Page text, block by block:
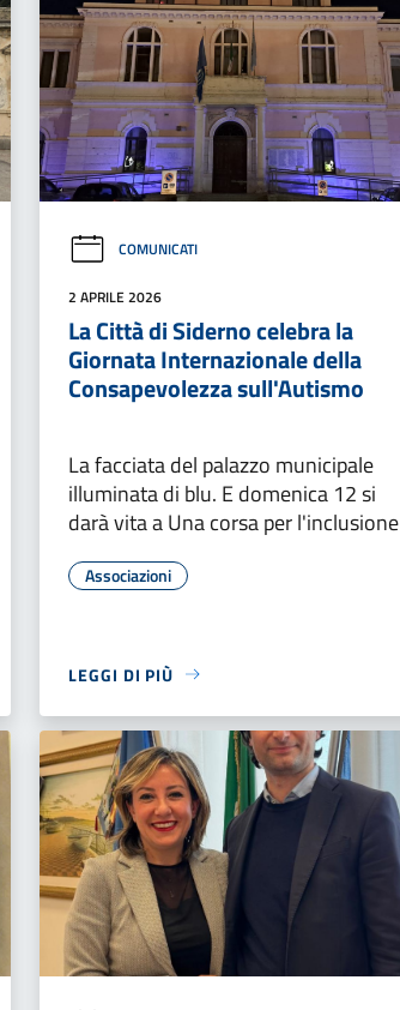
COMUNICATI
2 APRILE 2026
La Città di Siderno celebra la
Giornata Internazionale della
Consapevolezza sull'Autismo
La facciata del palazzo municipale
illuminata di blu. E domenica 12 si
darà vita a Una corsa per l'inclusione
Associazioni
LEGGI DI PIÙ